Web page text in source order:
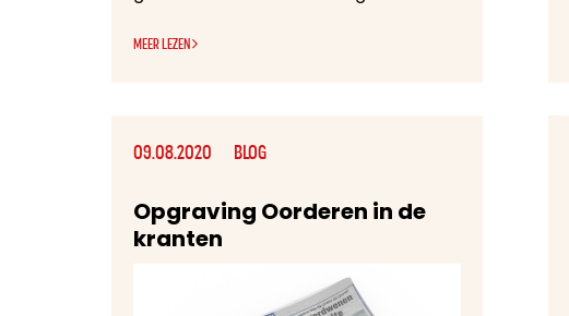
MEER LEZEN
09.08.2020 BLOG
Opgraving Oorderen in de
kranten